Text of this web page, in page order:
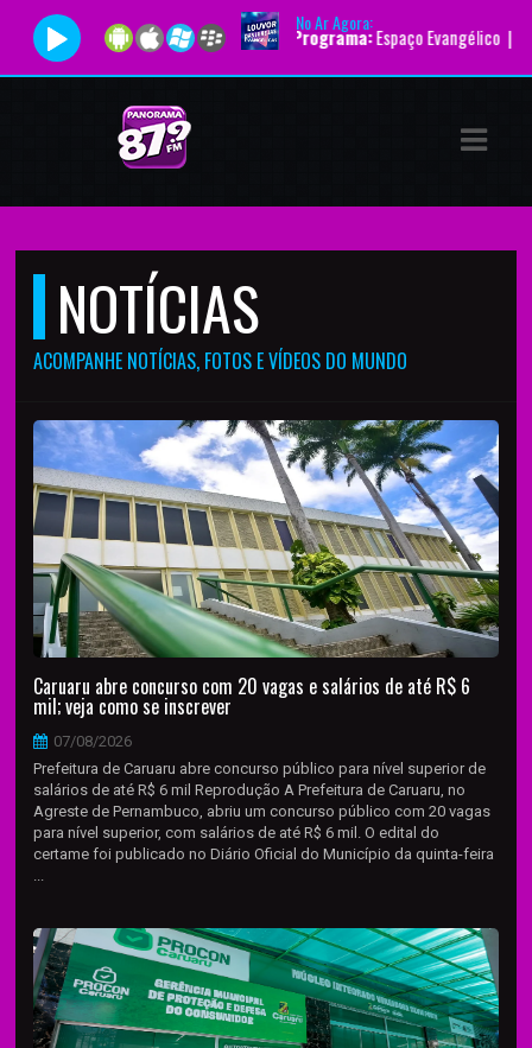
No Ar Agora:
Programa Evangélico |Programa:Espaço Evangélico |Horário:12:05
NOTÍCIAS
ACOMPANHE NOTÍCIAS, FOTOS E VÍDEOS DO MUNDO
Caruaru abre concurso com 20 vagas e salários de até R$ 6
mil; veja como se inscrever
07/08/2026
Prefeitura de Caruaru abre concurso público para nível superior de
salários de até R$ 6 mil Reprodução A Prefeitura de Caruaru, no
Agreste de Pernambuco, abriu um concurso público com 20 vagas
para nível superior, com salários de até R$ 6 mil. O edital do
certame foi publicado no Diário Oficial do Município da quinta-feira
...